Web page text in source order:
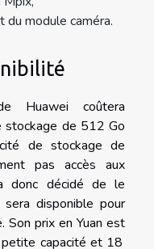
du module caméra.
Huawei coûtera
stockage de 512 Go
de stockage de
pas accès aux
donc décidé de le
disponible pour
Son prix en Yuan est
capacité et 18